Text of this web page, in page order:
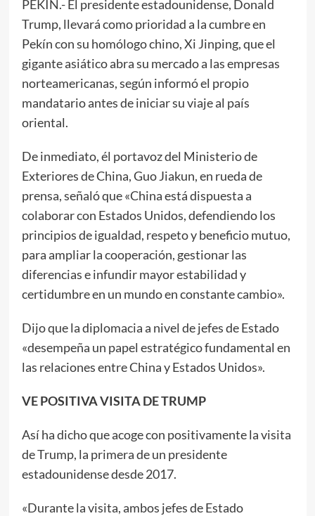
PEKIN.- El presidente estadounidense, Donald
Trump, llevará como prioridad a la cumbre en
Pekín con su homólogo chino, Xi Jinping, que el
gigante asiático abra su mercado a las empresas
norteamericanas, según informó el propio
mandatario antes de iniciar su viaje al país
oriental.
De inmediato, él portavoz del Ministerio de
Exteriores de China, Guo Jiakun, en rueda de
prensa, señaló que «China está dispuesta a
colaborar con Estados Unidos, defendiendo los
principios de igualdad, respeto y beneficio mutuo,
para ampliar la cooperación, gestionar las
diferencias e infundir mayor estabilidad y
certidumbre en un mundo en constante cambio».
Dijo que la diplomacia a nivel de jefes de Estado
«desempeña un papel estratégico fundamental en
las relaciones entre China y Estados Unidos».
VE POSITIVA VISITA DE TRUMP
Así ha dicho que acoge con positivamente la visita
de Trump, la primera de un presidente
estadounidense desde 2017.
«Durante la visita, ambos jefes de Estado